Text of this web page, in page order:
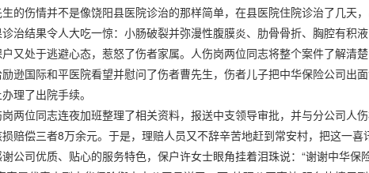
伤情并不是像饶阳县医院诊治的那样简单，在县医院住院诊治了几天
治结果令人大吃一惊：小肠破裂并弥漫性腹膜炎、肋骨骨折、胸腔有积
又处于逃避心态，惹怒了伤者家属。人伤岗两位同志将整个案件了解清
逊国际和平医院看望并慰问了伤者曹先生，伤者儿子把中华保险公司出
理了出院手续。
位同志连夜加班整理了相关资料，报送中支领导审批，并与分公司人
赔偿三者8万余元。于是，理赔人员又不辞辛苦地赶到常安村，把这一
公司优质、贴心的服务特色，保户许女士眼角挂着泪珠说：“谢谢中华